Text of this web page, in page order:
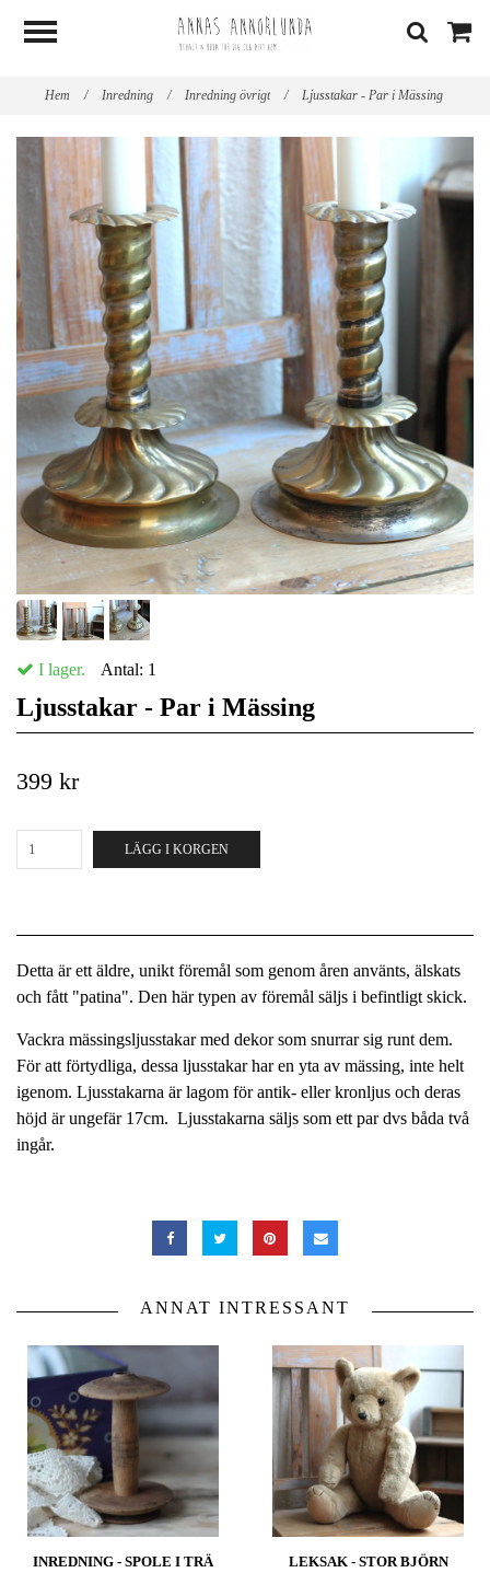
Hem / Inredning / Inredning övrigt / Ljusstakar - Par i Mässing
I lager. Antal: 1
Ljusstakar - Par i Mässing
399 kr
LÄGG I KORGEN
Detta är ett äldre, unikt föremål som genom åren använts, älskats
och fått "patina". Den här typen av föremål säljs i befintligt skick.
Vackra mässingsljusstakar med dekor som snurrar sig runt dem.
För att förtydliga, dessa ljusstakar har en yta av mässing, inte helt
igenom. Ljusstakarna är lagom för antik- eller kronljus och deras
höjd är ungefär 17cm. Ljusstakarna säljs som ett par dvs båda två
ingår.
ANNAT INTRESSANT
INREDNING - SPOLE I TRÄ LEKSAK - STOR BJÖRN